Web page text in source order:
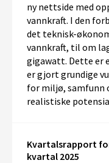
ny nettside med
vannkraft. I den
det teknisk-
vannkraft, til om
gigawatt. Dette er
er gjortgrundige
for miljø, samfunn
realistiske
Kvartalsrapport
kvartal 2025